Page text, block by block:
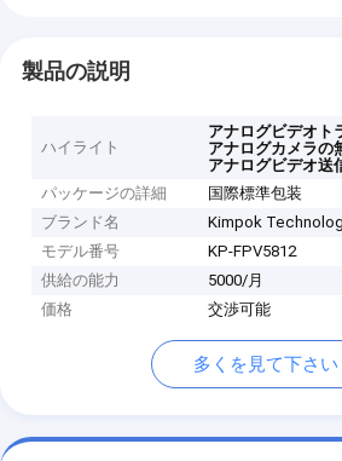
製品の説明
ハイライト
アナログビデオト
アナログカメラの
アナログビデオ送
パッケージの詳細
国際標準包装
ブランド名
Kimpok
モデル番号
KP-FPV5812
供給の能力
5000/月
価格
交渉可能
多くを見て下さい